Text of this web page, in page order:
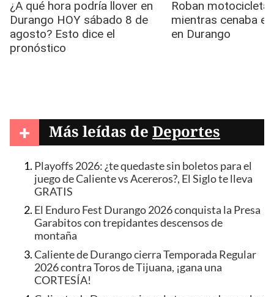
+ Más leídas de Deportes
Playoffs 2026: ¿te quedaste sin boletos para el
juego de Caliente vs Acereros?, El Siglo te lleva
GRATIS
El Enduro Fest Durango 2026 conquista la Presa
Garabitos con trepidantes descensos de
montaña
Caliente de Durango cierra Temporada Regular
2026 contra Toros de Tijuana, ¡gana una
CORTESÍA!